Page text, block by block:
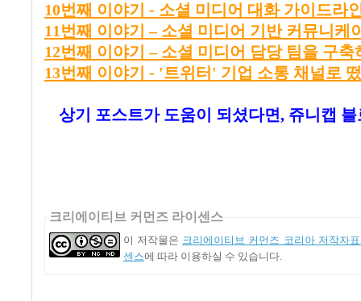
10번째 이야기 - 소셜 미디어 대화 가이드라
11 번째 이 야기 – 소셜 미 디어 기 반 커 뮤니 케
12번째 이 야기 – 소셜 미 디어 담당 팀을 구축
13번째 이야기 - '트위터' 기업 소통 채널로
상기 포스트가 도움이 되셨다면, 쥬니캡
크리에이티브 커먼즈 라이센스
이 저작물은 크리에이티브 커먼즈 코리아 저작자
센스에 따라 이용하실 수 있습니다.